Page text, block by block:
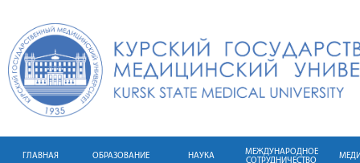
ГЛАВНАЯ ОБРАЗОВАНИЕ НАУКА
МЕЖДУНАРОДНОЕ
СОТРУДНИЧЕСТВО